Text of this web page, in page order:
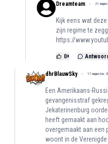
Dreamteam 21
Kijk eens wat
zijn regime te
https://
0+
dhrBlauwSky 17 augustus
Een Amerikaans-
gevangenisstraf
Jekaterinenburg
heeft gemaakt aan
overgemaakt aan een
woont in de